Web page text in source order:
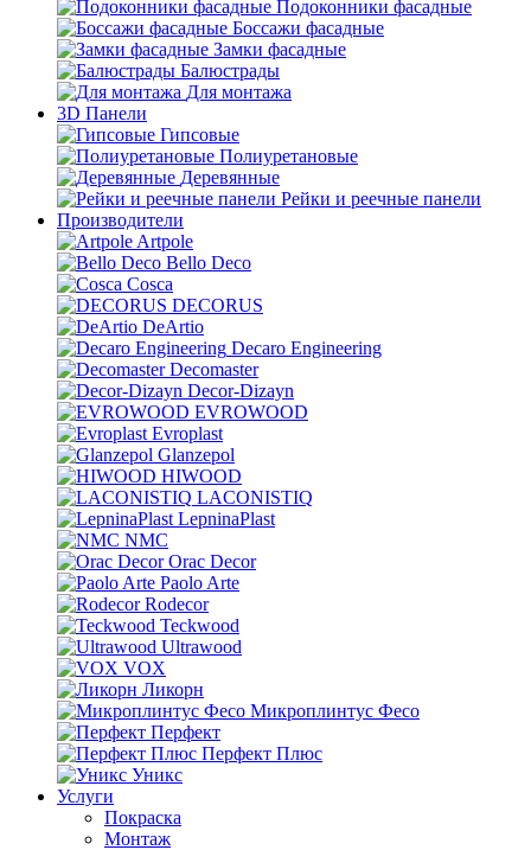
Подоконники фасадные
Боссажи фасадные
Замки фасадные
Балюстрады
Для монтажа
3D Панели
Гипсовые
Полиуретановые
Деревянные
Рейки и реечные панели
Производители
Artpole
Bello Deco
Cosca
DECORUS
DeArtio
Decaro Engineering
Decomaster
Decor-Dizayn
EVROWOOD
Evroplast
Glanzepol
HIWOOD
LACONISTIQ
LepninaPlast
NMC
Orac Decor
Paolo Arte
Rodecor
Teckwood
Ultrawood
VOX
Ликорн
Микроплинтус Фесо
Перфект
Перфект Плюс
Уникс
Услуги
Покраска
Монтаж